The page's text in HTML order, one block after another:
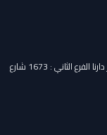
الفرع الاول : زهراء المعادي الطريق الدائري كومباوند اشجار دارنا الفرع الثاني : 1673 شارع